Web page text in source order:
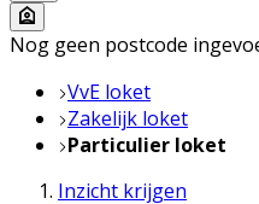
Nog geen postcode
VvE loket
Zakelijk loket
Particulier loket
Inzicht krijgen